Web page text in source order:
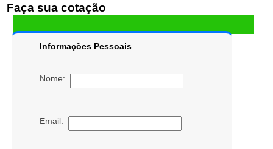
Faça sua cotação
Informações Pessoais
Nome:
Email: